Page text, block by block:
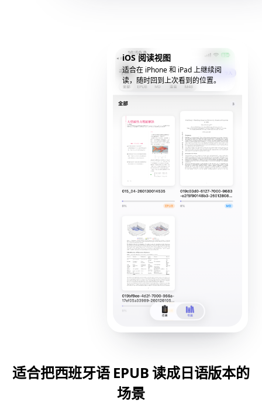
iOS 阅读视图
适合在 iPhone 和 iPad 上继续阅
读，随时回到上次看到的位置。
适合把西班牙语 EPUB 读成日语版本的
场景